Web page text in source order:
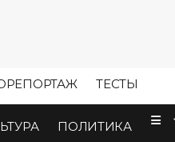
ТЕСТЫ
ПОЛИТИКА